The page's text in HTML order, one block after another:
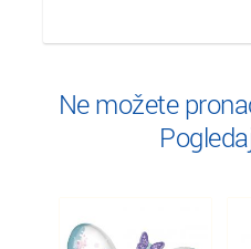
Ne možete